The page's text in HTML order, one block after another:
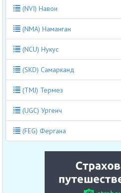
(NVI) Навои
(NMA) Наманган
(NCU) Нукус
(SKD) Самарканд
(TMJ) Термез
(UGC) Ургенч
(FEG) Фергана